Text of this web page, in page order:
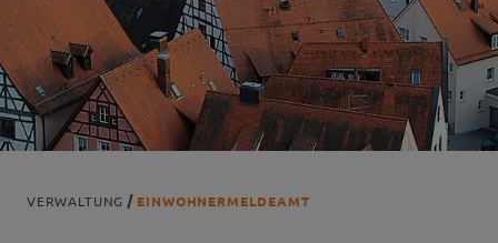
VERWALTUNG EINWOHNERMELDEAMT